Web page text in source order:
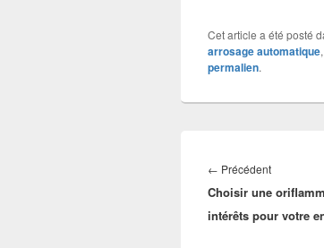
Cet article a été posté
arrosage automatique,
permalien.
de
l’article
← PrécédentArticle
Choisir une
intérêts pour votre